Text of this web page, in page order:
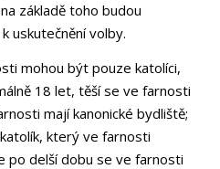
základě toho budou
uskutečnění volby.
mohou být pouze katolíci,
18 let, těší se ve farnosti
mají kanonické bydliště;
který ve farnosti
po delší dobu se ve farnosti